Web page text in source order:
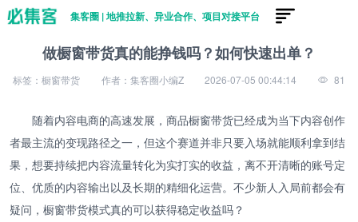
集客圈 | 地推拉新、异业合作、项目对接平台
做橱窗带货真的能挣钱吗？如何快速出单？
标签：橱窗带货 作者：集客圈小编Z 2026-07-05 00:44:14 81
随着内容电商的高速发展，商品橱窗带货已经成为当下内容创作
者最主流的变现路径之一，但这个赛道并非只要入场就能顺利拿到结
果，想要持续把内容流量转化为实打实的收益，离不开清晰的账号定
位、优质的内容输出以及长期的精细化运营。不少新人入局前都会有
疑问，橱窗带货模式真的可以获得稳定收益吗？